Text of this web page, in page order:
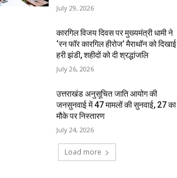
July 29, 2026
कारगिल विजय दिवस पर मुख्यमंत्री धामी ने
‘रन फॉर कारगिल हीरोज’ मैराथॉन को दिखाई
हरी झंडी, शहीदों को दी श्रद्धांजलि
July 26, 2026
उत्तराखंड अनुसूचित जाति आयोग की
जनसुनवाई में 47 मामलों की सुनवाई, 27 का
मौके पर निस्तारण
July 24, 2026
Load more